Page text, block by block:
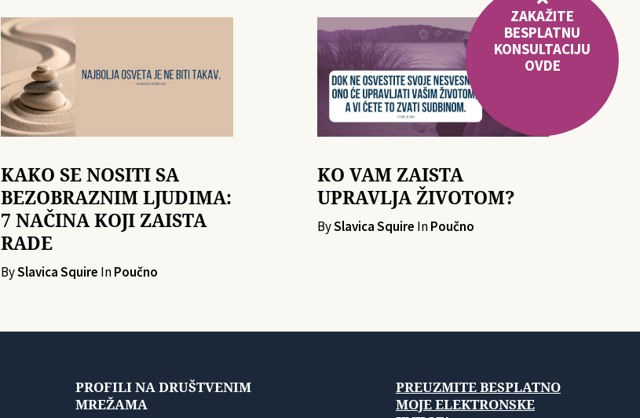
KAKO SE NOSITI SA
BEZOBRAZNIM LJUDIMA:
7 NAČINA KOJI ZAISTA
RADE
BySlavica Squire InPoučno
KO VAM ZAISTA
UPRAVLJA ŽIVOTOM?
BySlavica Squire InPoučno
PROFILI NA DRUŠTVENIM
MREŽAMA
PREUZMITE BESPLATNO
MOJE ELEKTRONSKE
ZAKAŽITE
BESPLATNU
KONSULTACIJU
OVDE